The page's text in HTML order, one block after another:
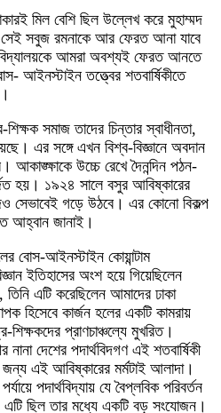
মিল বেশি ছিল উল্লেখ করে মুহাম্মদ
সবুজ রমনাকে আর ফেরত আনা যাবে
আমরা অবশ্যই ফেরত আনতে
আইনস্টাইন তত্ত্বের শতবার্ষিকীতে
সমাজ তাদের চিন্তার স্বাধীনতা,
এর সঙ্গে এখন বিশ্ব-বিজ্ঞানে অবদান
উচ্চে রেখে দৈনন্দিন পঠন-
হয়। ১৯২৪ সালে বসুর আবিষ্কারের
সেভাবেই গড়ে উঠবে। এর কোনো বিকল্প
আহ্বান জানাই।
বোস-আইনস্টাইন কোয়ান্টাম
ইতিহাসের অংশ হয়ে গিয়েছিলেন
এটি করেছিলেন আমাদের ঢাকা
হিসেবে কার্জন হলের একটি কামরায়
শিক্ষকদের প্রাণচাঞ্চল্যে মুখরিত।
দেশের পদার্থবিদগণ এই শতবার্ষিকী
এই আবিষ্কারের মর্মটাই আলাদা।
পদার্থবিদ্যায় যে বৈপ্লবিক পরিবর্তন
এটি ছিল তার মধ্যে একটি বড় সংযোজন।